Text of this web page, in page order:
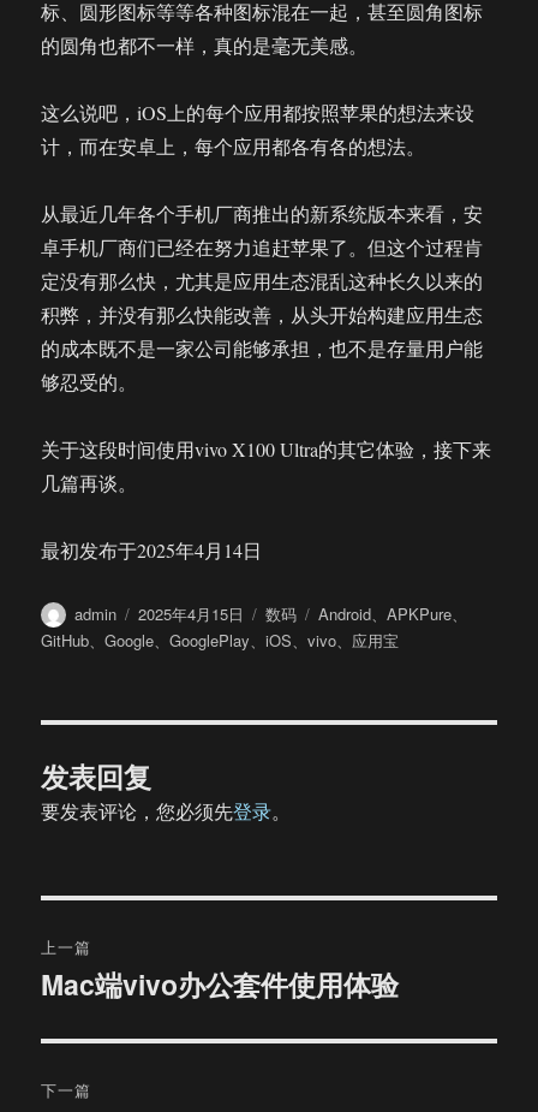
标、圆形图标等等各种图标混在一起，甚至圆角图标
的圆角也都不一样，真的是毫无美感。
这么说吧，iOS上的每个应用都按照苹果的想法来设
计，而在安卓上，每个应用都各有各的想法。
从最近几年各个手机厂商推出的新系统版本来看，安
卓手机厂商们已经在努力追赶苹果了。但这个过程肯
定没有那么快，尤其是应用生态混乱这种长久以来的
积弊，并没有那么快能改善，从头开始构建应用生态
的成本既不是一家公司能够承担，也不是存量用户能
够忍受的。
关于这段时间使用vivo X100 Ultra的其它体验，接下来
几篇再谈。
最初发布于2025年4月14日
作
者
admin
发
布
2025年4月15日
分
类
数码
标
签
Android、APKPure、
GitHub、Google、GooglePlay、iOS、vivo、 应用宝
发表回复
要发表评论，您必须先登录。
章
航
上一篇
上
文
章：
Mac端vivo办公套件使用体验
下一篇